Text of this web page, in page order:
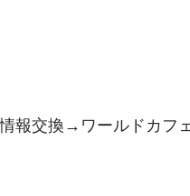
報交換→ワールドカフ